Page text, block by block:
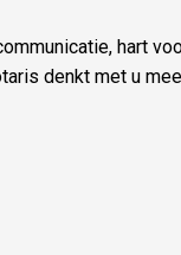
hart
denkt met u